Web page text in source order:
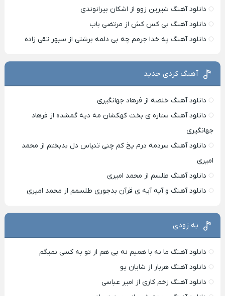
دانلود آهنگ شیرین زوو از اشکان بیرانوندی
دانلود آهنگ بی کس کش از مرتضی باب
دانلود آهنگ په خدا جرمم چه بی دلمه برشتی از سپهر تقی زاده
آهنگ کردی جدید
دانلود آهنگ خلصه از فرهاد جهانگیری
دانلود آهنگ ستاره ی بخت کهکشان مه دیه گمشده از فرهاد
جهانگیری
دانلود آهنگ سردمه درم یخ کم چنی تنیاس دل بدبختم از محمد
امیری
دانلود آهنگ طلسم از محمد امیری
دانلود آهنگ و آیه آیه ی قرآن بدجوری طلسمم از محمد امیری
به زودی
دانلود آهنگ ما نه با همیم نه بی هم از تو به کسی نمیگم
دانلود آهنگ هربار از شایان یو
دانلود آهنگ زخم کاری از امیر عباسی